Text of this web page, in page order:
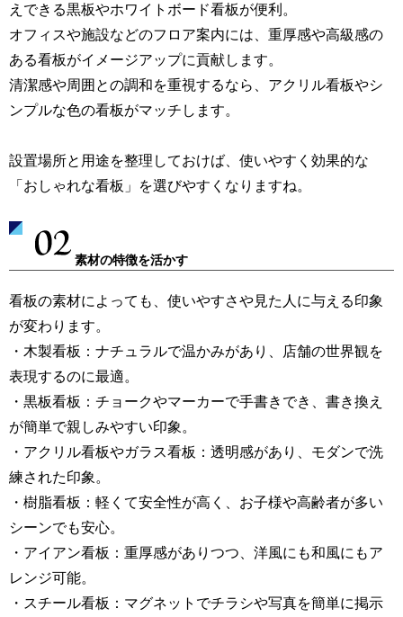
えできる黒板やホワイトボード看板が便利。
オフィスや施設などのフロア案内には、重厚感や高級感の
ある看板がイメージアップに貢献します。
清潔感や周囲との調和を重視するなら、アクリル看板やシ
ンプルな色の看板がマッチします。
設置場所と用途を整理しておけば、使いやすく効果的な
「おしゃれな看板」を選びやすくなりますね。
素材の特徴を活かす
看板の素材によっても、使いやすさや見た人に与える印象
が変わります。
・木製看板：ナチュラルで温かみがあり、店舗の世界観を
表現するのに最適。
・黒板看板：チョークやマーカーで手書きでき、書き換え
が簡単で親しみやすい印象。
・アクリル看板やガラス看板：透明感があり、モダンで洗
練された印象。
・樹脂看板：軽くて安全性が高く、お子様や高齢者が多い
シーンでも安心。
・アイアン看板：重厚感がありつつ、洋風にも和風にもア
レンジ可能。
・スチール看板：マグネットでチラシや写真を簡単に掲示